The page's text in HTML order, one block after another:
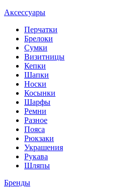
Аксессуары
Перчатки
Брелоки
Сумки
Визитницы
Кепки
Шапки
Носки
Косынки
Шарфы
Ремни
Разное
Пояса
Рюкзаки
Украшения
Рукава
Шляпы
Бренды